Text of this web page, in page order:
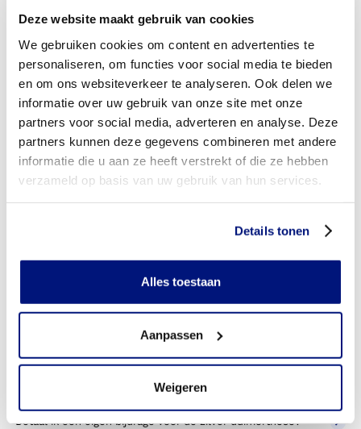
Deze website maakt gebruik van cookies
We gebruiken cookies om content en advertenties te
personaliseren, om functies voor social media te bieden
en om ons websiteverkeer te analyseren. Ook delen we
informatie over uw gebruik van onze site met onze
partners voor social media, adverteren en analyse. Deze
partners kunnen deze gegevens combineren met andere
informatie die u aan ze heeft verstrekt of die ze hebben
verzameld op basis van uw gebruik van hun services.
Details tonen
Alles toestaan
Aanpassen
Weigeren
basisverzekering?
Wordt mijn zilver duimorthese vergoed vanuit een
aanvullende verzekering?
Is de zilver duimorthese individueel vervaardigd of
verkrijgbaar in confectie standaard uitvoeringen?
Is de zilver duimorthese mijn eigendom?
Heb ik voor het laten aanmeten van een zilver
Kan ik een reserve zilver duimorthese vergoed krijgen?
Wat valt er binnen de vergoeding van een zilver
Wordt een zilver duimorthese die ik gebruik voor sporten
betaald door mijn zorgverzekering?
Betaal ik een eigen bijdrage voor de zilver duimorthese?